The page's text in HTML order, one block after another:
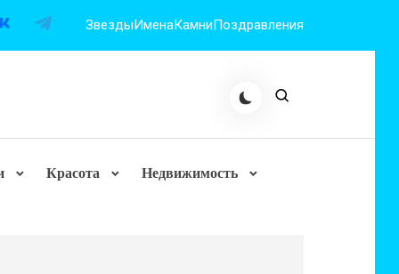
ЗвездыИменаКамниПоздравления
Красота Недвижимость